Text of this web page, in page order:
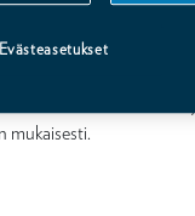
Lisäedut jaetaan
mukaisesti.
Evästeasetukset